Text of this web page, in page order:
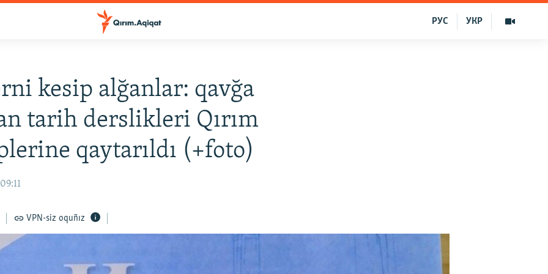
УКР
РУС
kesip alğanlar: qavğa
tarih derslikleri Qırım
qaytarıldı (+foto)
VPN-siz oquñız